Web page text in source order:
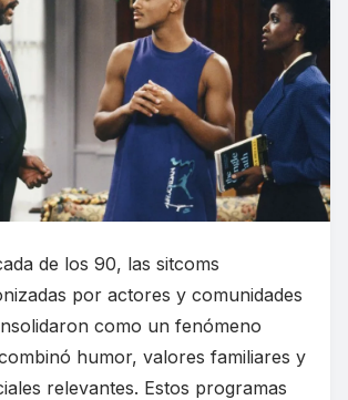
de los 90, las sitcoms
por actores y comunidades
como un fenómeno
humor, valores familiares y
relevantes. Estos programas